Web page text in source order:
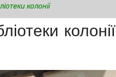
колонії
колонії